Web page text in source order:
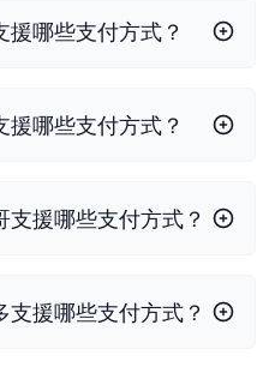
哪些支付方式？
哪些支付方式？
援哪些支付方式？
援哪些支付方式？